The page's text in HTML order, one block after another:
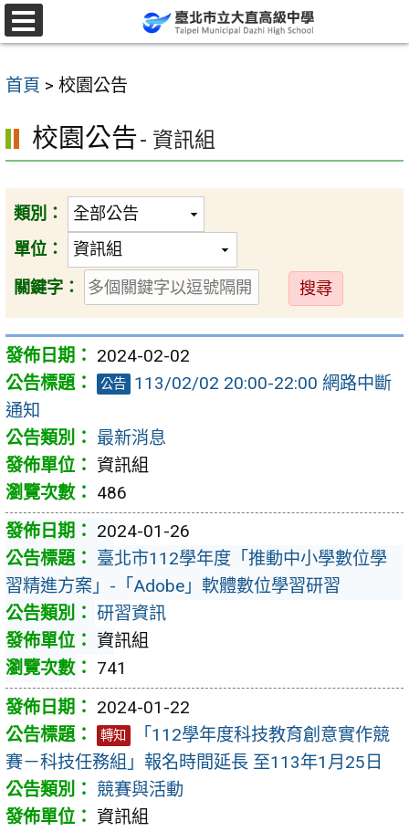
跳
至
要
容
首頁 > 校園公告
校園公告- 資訊組
類別：
單位：
關鍵字：
送
出
2024-02-02
公告 113/02/02 20:00-22:00 網路中斷
通知
最新消息
資訊組
486
2024-01-26
臺北市112學年度「推動中小學數位學
習精進方案」-「Adobe」軟體數位學習研習
研習資訊
資訊組
741
2024-01-22
轉知
「112學年度科技教育創意實作競
賽－科技任務組」報名時間延長 至113年1月25日
競賽與活動
資訊組
選
單